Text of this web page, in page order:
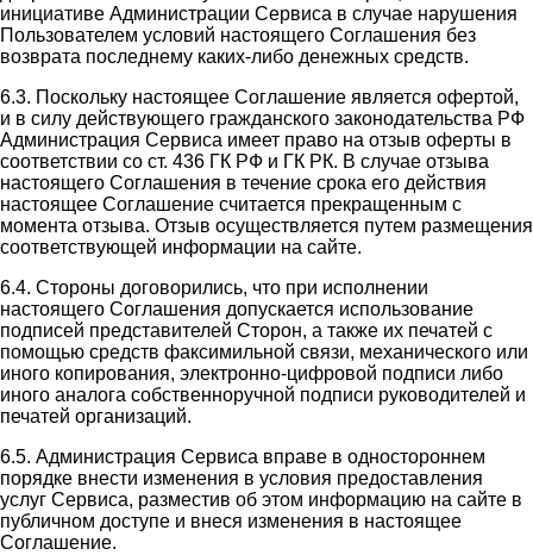
инициативе Администрации Сервиса в случае нарушения
Пользователем условий настоящего Соглашения без
возврата последнему каких-либо денежных средств.
6.3. Поскольку настоящее Соглашение является офертой,
и в силу действующего гражданского законодательства РФ
Администрация Сервиса имеет право на отзыв оферты в
соответствии со ст. 436 ГК РФ и ГК РК. В случае отзыва
настоящего Соглашения в течение срока его действия
настоящее Соглашение считается прекращенным с
момента отзыва. Отзыв осуществляется путем размещения
соответствующей информации на сайте.
6.4. Стороны договорились, что при исполнении
настоящего Соглашения допускается использование
подписей представителей Сторон, а также их печатей с
помощью средств факсимильной связи, механического или
иного копирования, электронно-цифровой подписи либо
иного аналога собственноручной подписи руководителей и
печатей организаций.
6.5. Администрация Сервиса вправе в одностороннем
порядке внести изменения в условия предоставления
услуг Сервиса, разместив об этом информацию на сайте в
публичном доступе и внеся изменения в настоящее
Соглашение.